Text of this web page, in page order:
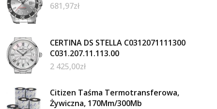
681,97zł
CERTINA DS STELLA C0312071111300
C031.207.11.113.00
2 425,00zł
Citizen Taśma Termotransferowa,
Żywiczna, 170Mm/300Mb